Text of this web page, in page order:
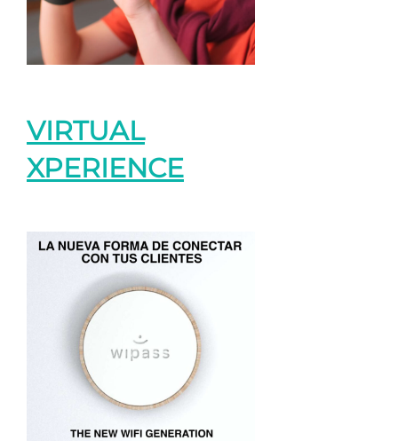
VIRTUAL
XPERIENCE